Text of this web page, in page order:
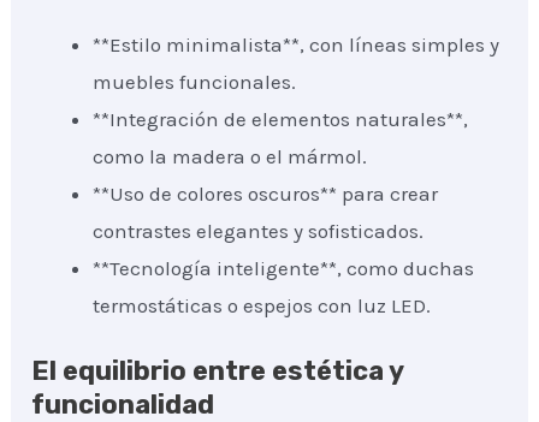
**Estilo minimalista**, con líneas simples y
muebles funcionales.
**Integración de elementos naturales**,
como la madera o el mármol.
**Uso de colores oscuros** para crear
contrastes elegantes y sofisticados.
**Tecnología inteligente**, como duchas
termostáticas o espejos con luz LED.
El equilibrio entre estética y
funcionalidad